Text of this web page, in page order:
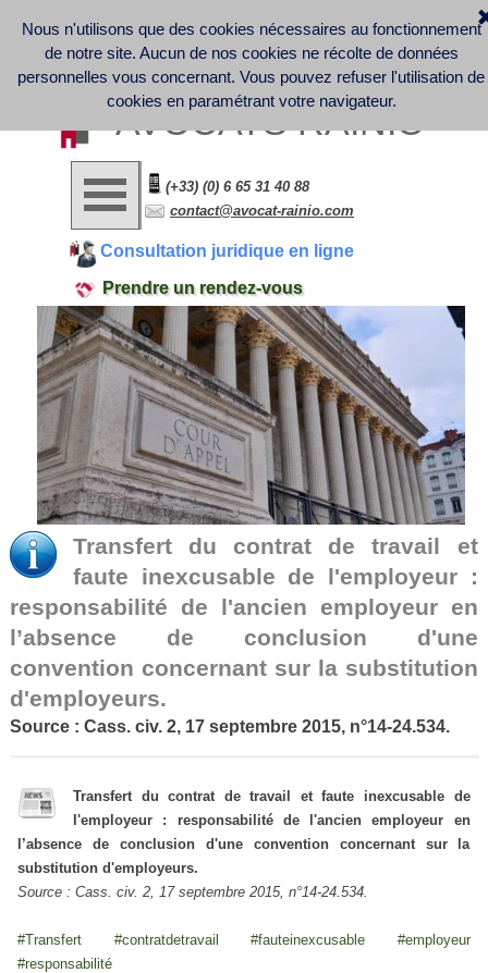
Nous n'utilisons que des cookies nécessaires au fonctionnement
de notre site. Aucun de nos cookies ne récolte de données
personnelles vous concernant. Vous pouvez refuser l'utilisation de
cookies en paramétrant votre navigateur.
Consultation juridique en ligne
Prendre un rendez-vous
traitement des données personnelles
AVOCATS RAINIO
(+33) (0) 6 65 31 40 88
contact@avocat-rainio.com
Discover France Company Launch | French Law office -
Business Law - Contract Law - Digital Law (GDPR) - Labor
Law
Transfert du contrat de travail et
faute inexcusable de l'employeur :
responsabilité de l'ancien employeur en
l’absence de conclusion d'une
convention concernant sur la substitution
d'employeurs.
Source : Cass. civ. 2, 17 septembre 2015, n°14-24.534.
Transfert du contrat de travail et faute inexcusable de
l'employeur : responsabilité de l'ancien employeur en
l’absence de conclusion d'une convention concernant sur la
substitution d'employeurs.
Source : Cass. civ. 2, 17 septembre 2015, n°14-24.534.
#Transfert #contratdetravail #fauteinexcusable #employeur
#responsabilité